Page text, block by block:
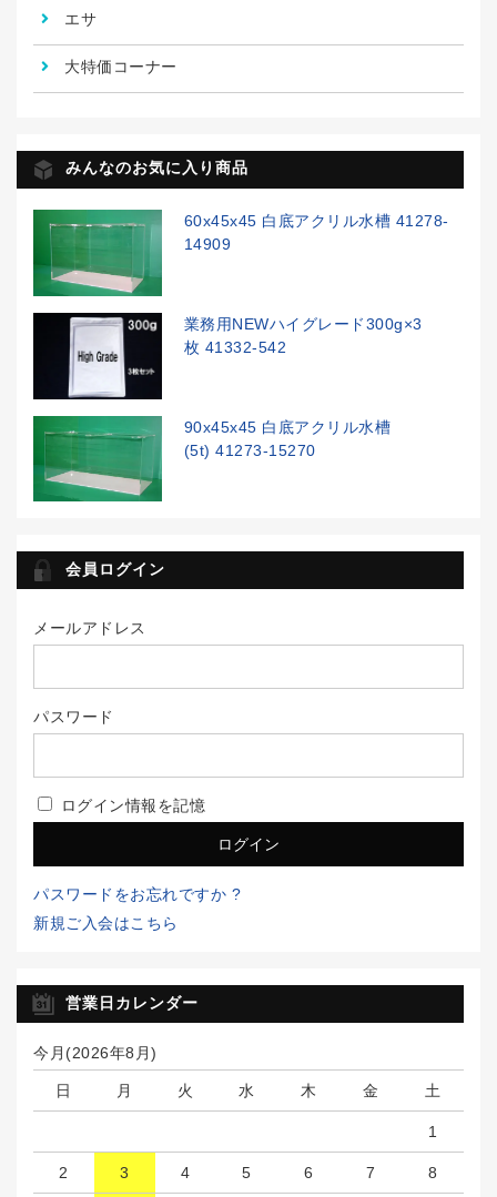
エサ
大特価コーナー
みんなのお気に入り商品
60x45x45 白底アクリル水槽 41278-
14909
業務用NEWハイグレード300g×3
枚 41332-542
90x45x45 白底アクリル水槽
(5t) 41273-15270
会員ログイン
メールアドレス
パスワード
ログイン情報を記憶
パスワードをお忘れですか ?
新規ご入会はこちら
営業日カレンダー
今月(2026年8月)
日 月 火 水 木 金 土
1
2 3 4 5 6 7 8